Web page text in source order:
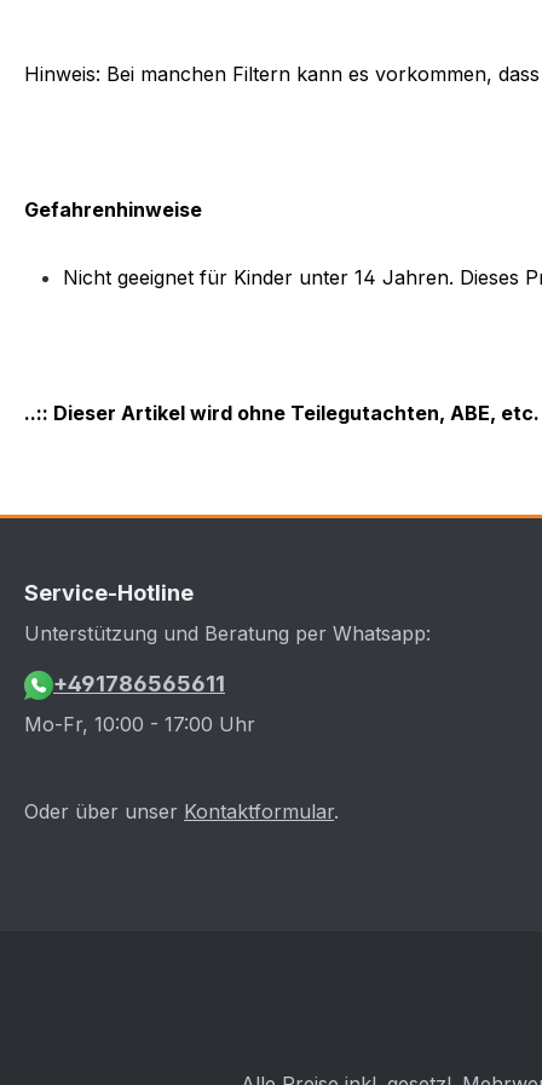
Hinweis: Bei manchen Filtern kann es vorkommen,
Gefahrenhinweise
Nicht geeignet für Kinder unter 14 Jahren. Dieses
..:: Dieser Artikel wird ohne Teilegutachten, ABE,
Service-Hotline
Unterstützung und Beratung per Whatsapp:
+491786565611
Mo-Fr, 10:00 - 17:00 Uhr
Oder über unser Kontaktformular.